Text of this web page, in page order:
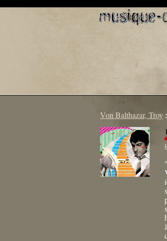
Von Balthazar, Troy